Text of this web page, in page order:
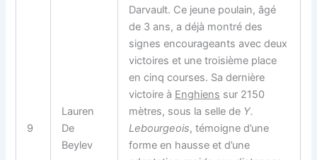
9
Lauren
De
Beylev
Darvault. Ce jeune poulain, âgé
de 3 ans, a déjà montré des
signes encourageants avec deux
victoires et une troisième place
en cinq courses. Sa dernière
victoire à Enghiens sur 2150
mètres, sous la selle de Y.
Lebourgeois, témoigne d’une
forme en hausse et d’une